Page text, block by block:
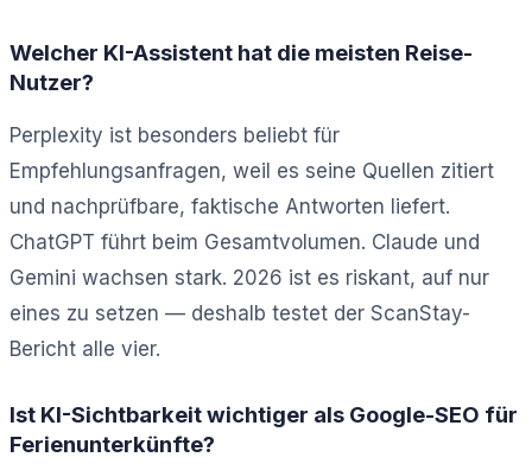
Welcher KI-Assistent hat die meisten Reise-
Nutzer?
Perplexity ist besonders beliebt für
Empfehlungsanfragen, weil es seine Quellen zitiert
und nachprüfbare, faktische Antworten liefert.
ChatGPT führt beim Gesamtvolumen. Claude und
Gemini wachsen stark. 2026 ist es riskant, auf nur
eines zu setzen — deshalb testet der ScanStay-
Bericht alle vier.
Ist KI-Sichtbarkeit wichtiger als Google-SEO für
Ferienunterkünfte?